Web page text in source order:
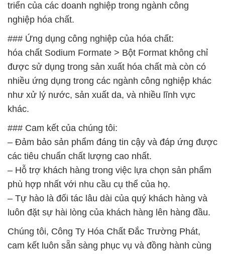
triển của các doanh nghiệp trong ngành công
nghiệp hóa chất.
### Ứng dụng công nghiệp của hóa chất:
hóa chất Sodium Formate > Bột Format không chỉ
được sử dụng trong sản xuất hóa chất mà còn có
nhiều ứng dụng trong các ngành công nghiệp khác
như xử lý nước, sản xuất da, và nhiều lĩnh vực
khác.
### Cam kết của chúng tôi:
– Đảm bảo sản phẩm đáng tin cậy và đáp ứng được
các tiêu chuẩn chất lượng cao nhất.
– Hỗ trợ khách hàng trong việc lựa chọn sản phẩm
phù hợp nhất với nhu cầu cụ thể của họ.
– Tự hào là đối tác lâu dài của quý khách hàng và
luôn đặt sự hài lòng của khách hàng lên hàng đầu.
Chúng tôi, Công Ty Hóa Chất Đắc Trường Phát,
cam kết luôn sẵn sàng phục vụ và đồng hành cùng